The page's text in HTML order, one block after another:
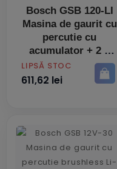
Bosch GSB 120-LI
Masina de gaurit cu
percutie cu
acumulator + 2 x
Acumulatori GBA
12V 2.0Ah +
PRET
LIPSĂ STOC
611,62 lei